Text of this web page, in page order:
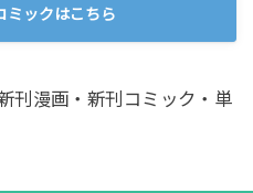
ミックはこちら
刊漫画・新刊コミック・単